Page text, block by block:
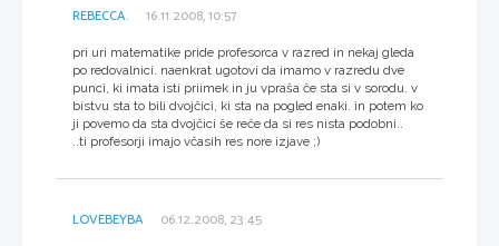
REBECCA. 16.11.2008, 10:57
pri uri matematike pride profesorca v razred in nekaj gleda
po redovalnici. naenkrat ugotovi da imamo v razredu dve
punci, ki imata isti priimek in ju vpraša če sta si v sorodu. v
bistvu sta to bili dvojčici, ki sta na pogled enaki. in potem ko
ji povemo da sta dvojčici še reče da si res nista podobni..
..ti profesorji imajo včasih res nore izjave ;)
LOVEBEYBA 06.12.2008, 23:45